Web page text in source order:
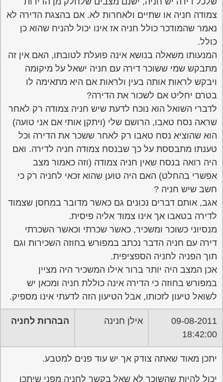
צמודה חניה או שתיים ולאחרות לא. אם בהצגת הדירה לא
נאמר שהמודכר כולל חניה אז אינו יכול להניח שהוא כן
כולל.
המנעותו משאלה בנושא אינה פועלת לטובתו, האם אין זה
מתבקש שמי ששוכר דירה עם חניה ישאל על מיקומה
ויבקש לראות אותה בעין ולראות אם היא מתאימה לו
בטרם יחליט אם לשכור את הדירה?
לדברי השואל הוא נוכח לדעת שיש חניה צמודה רק לאחר
שראה נסח טאבו, הרושם שלי (ויתקן אותי אם אני טועה)
הוא שהוציא נסח טאבו רק לאחר ששכר את הדירה וכל
טענתו מתבססת על כך שבנסח צמודה חניה לדירה. ואם
היה רואה בנסח שאין חניה צמודה (וזה כאמור מצב
אפשרי בהחלט) האם היה טוען שהוא זכאי לחניה רק כי
חשב שיש חניה ?
אגב, אותם דברים נכונים גם כאשר מדובר במחסן שצמוד
לדירה בטאבו אך אינו צמוד אליה פיסית.
מנסיוני כשוכר ומשכיר, כאשר שכרתי וכאשר השכרתי
דירה עם חניה הדבר נכתב במפורש בחוזה השכירות וגם
תוך הפניה לחניה הספציפית.
אכן המצב היה יותר ברור אילו המשכיר היה מציין
במפורש בחוזה כי הדירה אינה כוללת חניה ומכאן יש
לשואל טיעון לזכותו, אבל הטיעון הזה לדעתי אינו מספיק.
09-08-2011
18:42:00
אילן חנינה הבהרות לחניה
יתכן מאוד שאתה צודק אך יש עוד פנים למטבע.
יכול להיות שהשוכר לא שאל בקשר לחניה מפני שיתכן